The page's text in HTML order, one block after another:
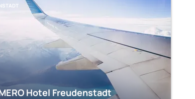
Hotel Freudenstadt